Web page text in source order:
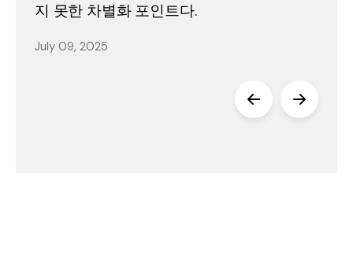
Previous
Next
지 못한 차별화 포인트다.
July 09, 2025